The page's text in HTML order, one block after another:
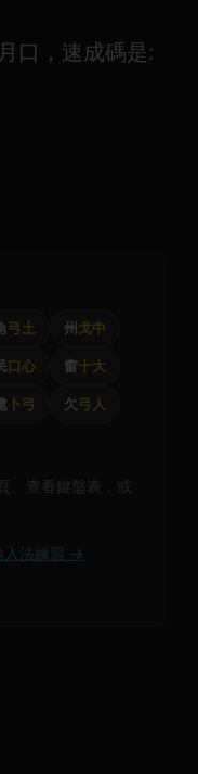
口，速成碼是:
弓土 州 戈中
口心 窗十大
卜弓 欠弓人
、查看鍵盤表，或
入法練習 →